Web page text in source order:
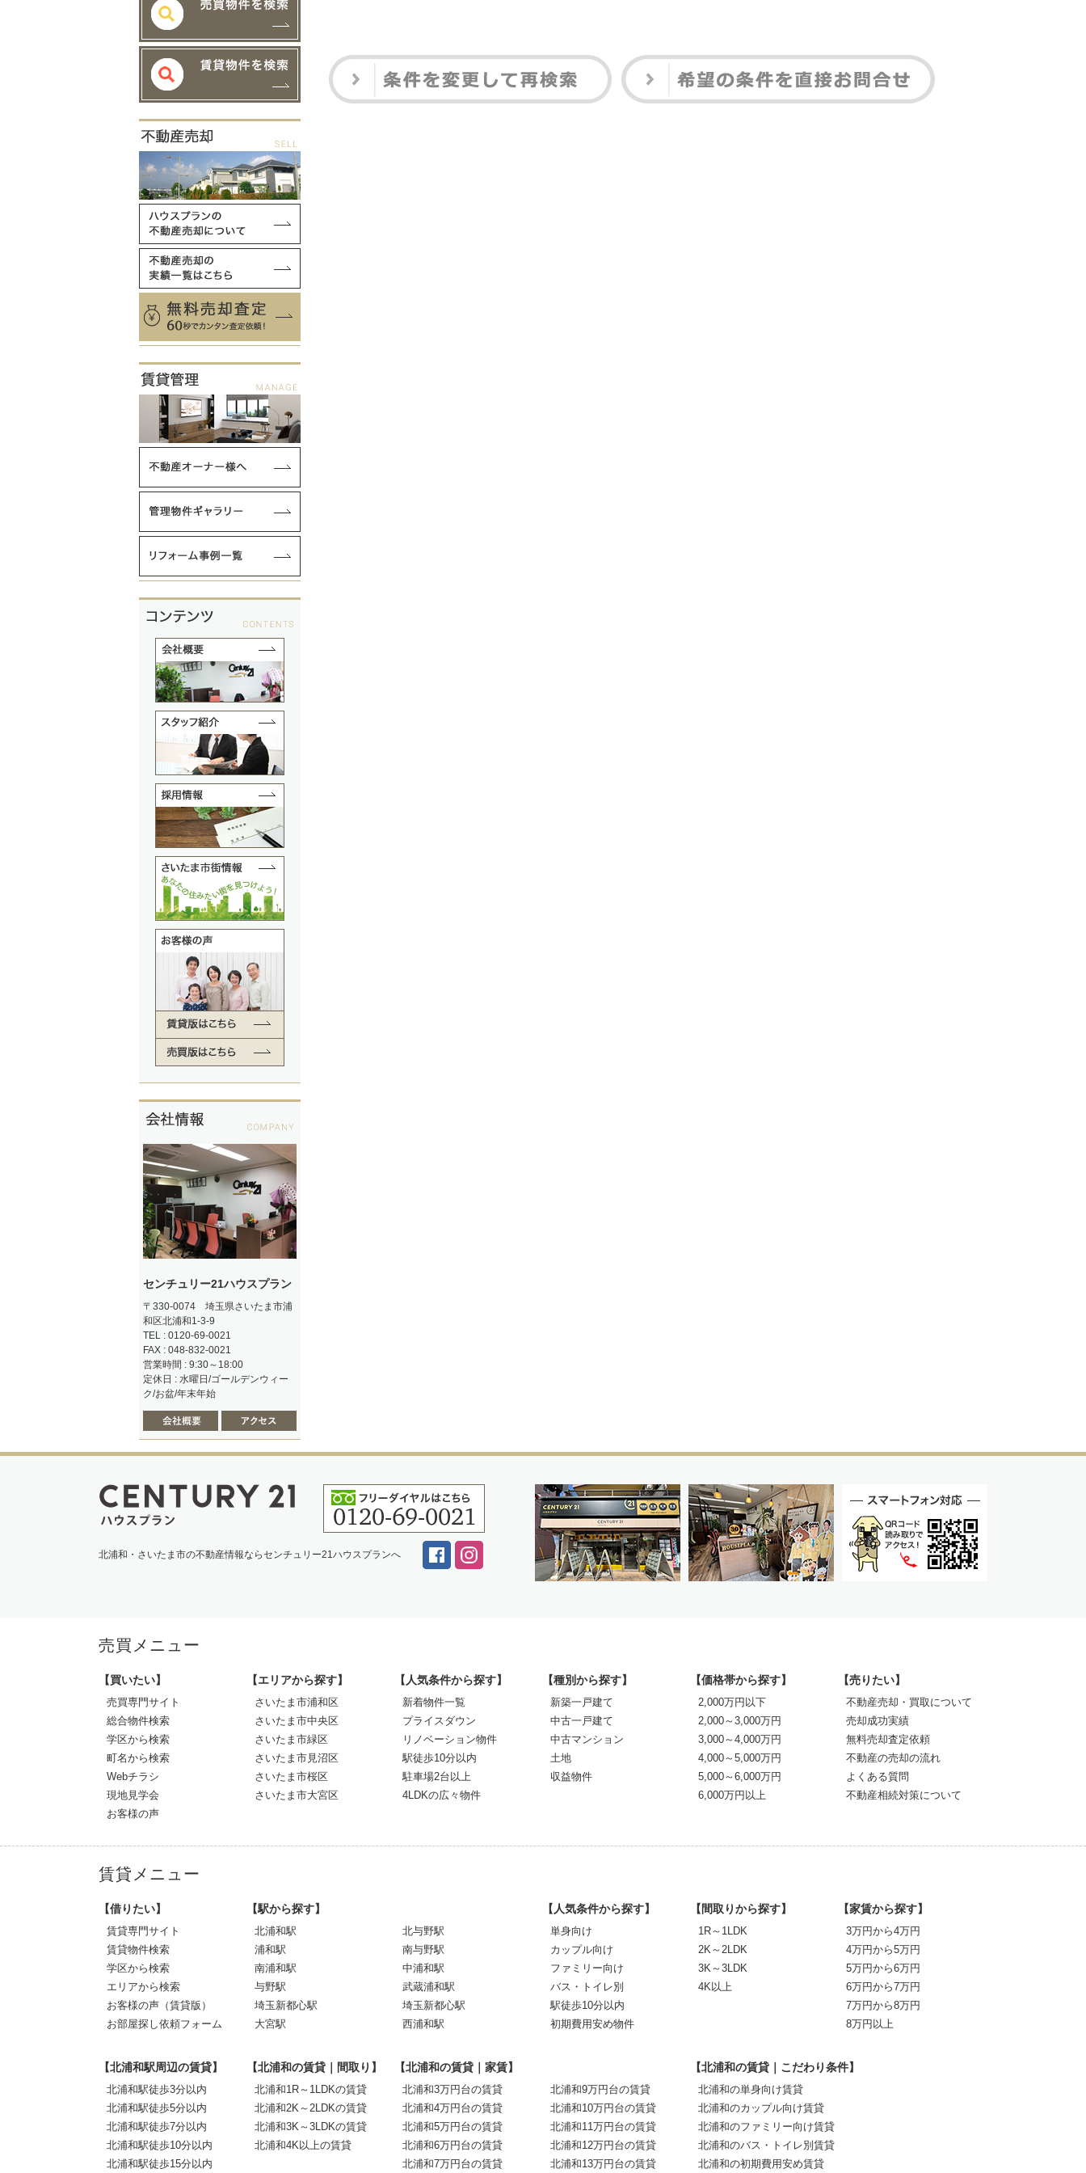
センチュリー21ハウスプラン
〒330-0074 埼玉県さいたま市浦
和区北浦和1-3-9
TEL : 0120-69-0021
FAX : 048-832-0021
営業時間 : 9:30～18:00
定休日 : 水曜日/ゴールデンウィー
ク/お盆/年末年始
北浦和・さいたま市の不動産情報ならセンチュリー21ハウスプランへ
売買メニュー
【買いたい】
売買専門サイト
総合物件検索
学区から検索
町名から検索
Webチラシ
現地見学会
お客様の声
【エリアから探す】
さいたま市浦和区
さいたま市中央区
さいたま市緑区
さいたま市見沼区
さいたま市桜区
さいたま市大宮区
【人気条件から探す】
新着物件一覧
プライスダウン
リノベーション物件
駅徒歩10分以内
駐車場2台以上
4LDKの広々物件
【種別から探す】
新築一戸建て
中古一戸建て
中古マンション
土地
収益物件
【価格帯から探す】
2,000万円以下
2,000～3,000万円
3,000～4,000万円
4,000～5,000万円
5,000～6,000万円
6,000万円以上
【売りたい】
不動産売却・買取について
売却成功実績
無料売却査定依頼
不動産の売却の流れ
よくある質問
不動産相続対策について
賃貸メニュー
【借りたい】
賃貸専門サイト
賃貸物件検索
学区から検索
エリアから検索
お客様の声（賃貸版）
お部屋探し依頼フォーム
【駅から探す】
北浦和駅
浦和駅
南浦和駅
与野駅
埼玉新都心駅
大宮駅
北与野駅
南与野駅
中浦和駅
武蔵浦和駅
埼玉新都心駅
西浦和駅
【人気条件から探す】
単身向け
カップル向け
ファミリー向け
バス・トイレ別
駅徒歩10分以内
初期費用安め物件
【間取りから探す】
1R～1LDK
2K～2LDK
3K～3LDK
4K以上
【家賃から探す】
3万円から4万円
4万円から5万円
5万円から6万円
6万円から7万円
7万円から8万円
8万円以上
【北浦和駅周辺の賃貸】
北浦和駅徒歩3分以内
北浦和駅徒歩5分以内
北浦和駅徒歩7分以内
北浦和駅徒歩10分以内
北浦和駅徒歩15分以内
【北浦和の賃貸｜間取り】
北浦和1R～1LDKの賃貸
北浦和2K～2LDKの賃貸
北浦和3K～3LDKの賃貸
北浦和4K以上の賃貸
【北浦和の賃貸｜家賃】
北浦和3万円台の賃貸
北浦和4万円台の賃貸
北浦和5万円台の賃貸
北浦和6万円台の賃貸
北浦和7万円台の賃貸
北浦和9万円台の賃貸
北浦和10万円台の賃貸
北浦和11万円台の賃貸
北浦和12万円台の賃貸
北浦和13万円台の賃貸
【北浦和の賃貸｜こだわり条件】
北浦和の単身向け賃貸
北浦和のカップル向け賃貸
北浦和のファミリー向け賃貸
北浦和のバス・トイレ別賃貸
北浦和の初期費用安め賃貸